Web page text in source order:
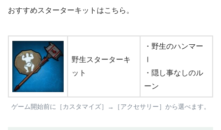
おすすめスターターキットはこちら。
野生スターターキ
ット
・野生のハンマー
Ⅰ
・隠し事なしのル
ーン
ゲーム開始前に［カスタマイズ］→［アクセサリー］から選べます。